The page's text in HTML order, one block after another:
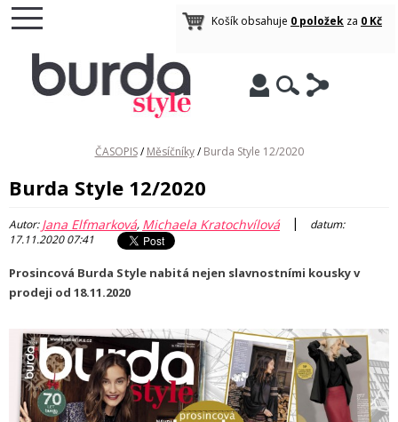
Košík obsahuje 0 položek za 0 Kč
ČASOPIS / Měsíčníky / Burda Style 12/2020
Burda Style 12/2020
Autor:Jana Elfmarková, Michaela Kratochvílová |
datum:
17.11.2020 07:41
Prosincová Burda Style nabitá nejen slavnostními kousky v
prodeji od 18.11.2020